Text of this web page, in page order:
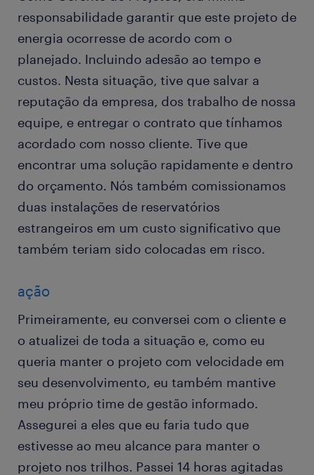
responsabilidade garantir que este projeto de
energia ocorresse de acordo com o
planejado. Incluindo adesão ao tempo e
custos. Nesta situação, tive que salvar a
reputação da empresa, dos trabalho de nossa
equipe, e entregar o contrato que tínhamos
acordado com nosso cliente. Tive que
encontrar uma solução rapidamente e dentro
do orçamento. Nós também comissionamos
duas instalações de reservatórios
estrangeiros em um custo significativo que
também teriam sido colocadas em risco.
ação
Primeiramente, eu conversei com o cliente e
o atualizei de toda a situação e, como eu
queria manter o projeto com velocidade em
seu desenvolvimento, eu também mantive
meu próprio time de gestão informado.
Assegurei a eles que eu faria tudo que
estivesse ao meu alcance para manter o
projeto nos trilhos. Passei 14 horas agitadas